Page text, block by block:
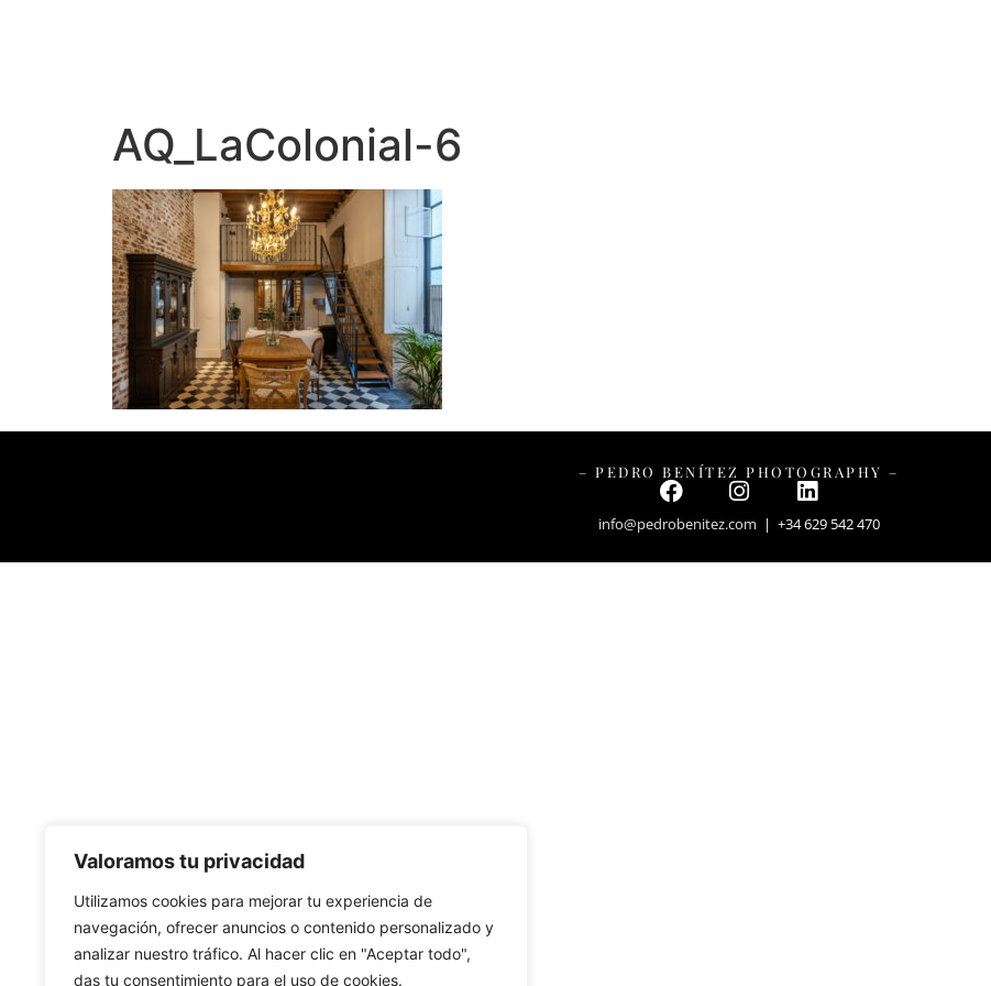
Valoramos tu privacidad
Utilizamos cookies para mejorar tu experiencia de
navegación, ofrecer anuncios o contenido personalizado y
analizar nuestro tráfico. Al hacer clic en "Aceptar todo",
das tu consentimiento para el uso de cookies.
AQ_LaColonial-6
– PEDRO BENÍTEZ PHOTOGRAPHY –
info@pedrobenitez.com | +34 629 542 470